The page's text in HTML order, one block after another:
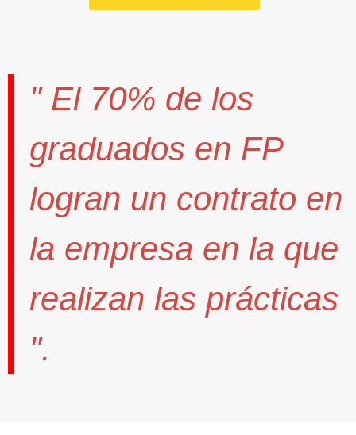
" El 70% de los
graduados en FP
logran un contrato en
la empresa en la que
realizan las prácticas
".